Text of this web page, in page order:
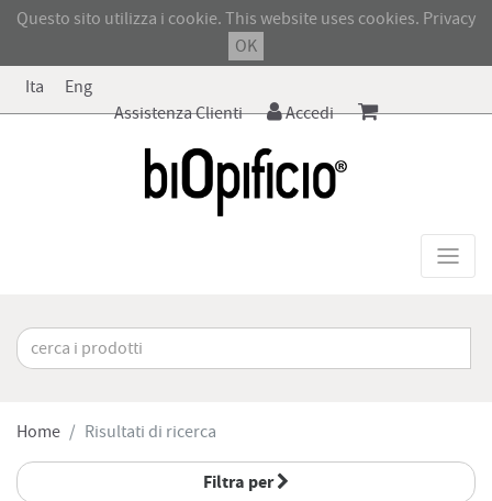
Questo sito utilizza i cookie. This website uses cookies. Privacy
OK
Ita
Eng
Assistenza Clienti
Accedi
Home Risultati di ricerca
Filtra per